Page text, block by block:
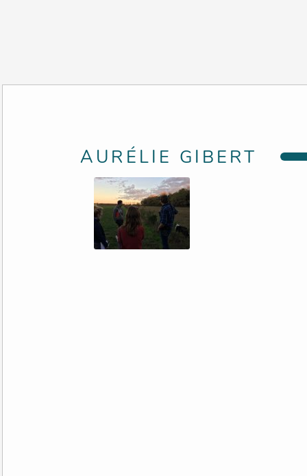
AURÉLIE GIBERT